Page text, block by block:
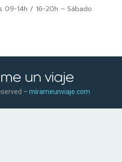
09-14h / 16-20h – Sábado
– mirameunviaje.com